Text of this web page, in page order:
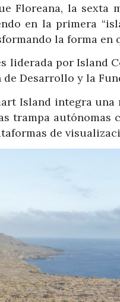
Floreana, la sexta
en la primera
la forma en
liderada por Island
de Desarrollo y la
Island integra una
trampa
de